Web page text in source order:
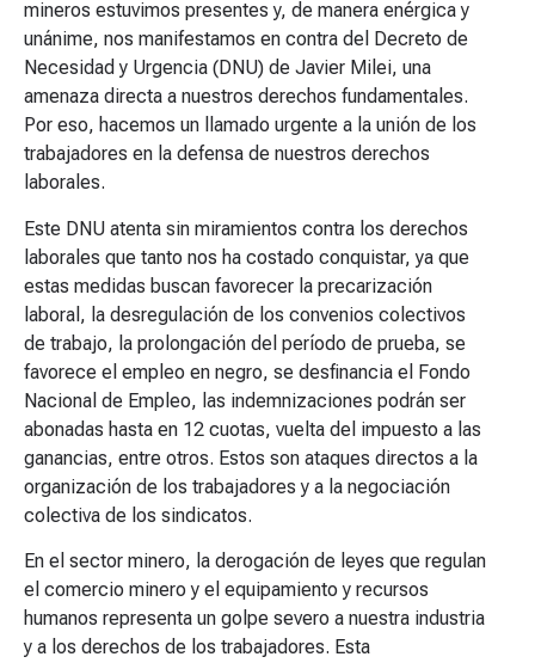
mineros estuvimos presentes y, de manera enérgica y
unánime, nos manifestamos en contra del Decreto de
Necesidad y Urgencia (DNU) de Javier Milei, una
amenaza directa a nuestros derechos fundamentales.
Por eso, hacemos un llamado urgente a la unión de los
trabajadores en la defensa de nuestros derechos
laborales.
Este DNU atenta sin miramientos contra los derechos
laborales que tanto nos ha costado conquistar, ya que
estas medidas buscan favorecer la precarización
laboral, la desregulación de los convenios colectivos
de trabajo, la prolongación del período de prueba, se
favorece el empleo en negro, se desfinancia el Fondo
Nacional de Empleo, las indemnizaciones podrán ser
abonadas hasta en 12 cuotas, vuelta del impuesto a las
ganancias, entre otros. Estos son ataques directos a la
organización de los trabajadores y a la negociación
colectiva de los sindicatos.
En el sector minero, la derogación de leyes que regulan
el comercio minero y el equipamiento y recursos
humanos representa un golpe severo a nuestra industria
y a los derechos de los trabajadores. Esta